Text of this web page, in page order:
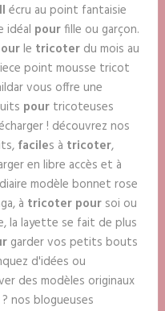
écru au point fantaisie
idéal pourfille ou garçon.
le tricoterdu mois au
point mousse tricot
vous offre une
pourtricoteuses
! découvrez nos
faciles à tricoter,
en libre accès et à
modèle bonnet rose
à tricoter poursoi ou
la layette se fait de plus
garder vos petits bouts
d'idées ou
des modèles originaux
nos blogueuses